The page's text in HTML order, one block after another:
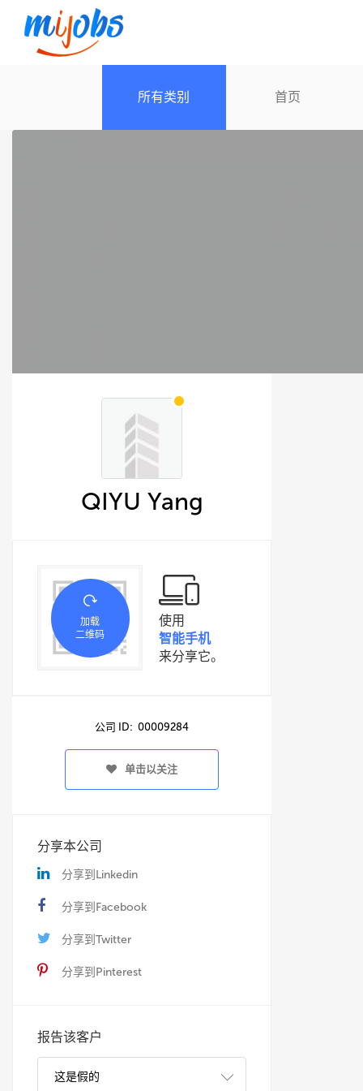
所有类别 首页
QIYU Yang
加载
二维码
使用
智能手机
来分享它。
公司 ID: 00009284
单击以关注
分享本公司
分享到Linkedin
分享到Facebook
分享到Twitter
分享到Pinterest
报告该客户